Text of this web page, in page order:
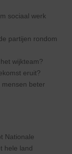
sociaal werk
partijen rondom
wijkteam?
eruit?
beter
Nationale
hele land